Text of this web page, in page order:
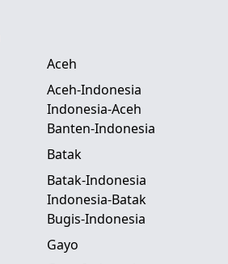
Aceh
Aceh-Indonesia
Indonesia-Aceh
Banten-Indonesia
Batak
Batak-Indonesia
Indonesia-Batak
Bugis-Indonesia
Gayo